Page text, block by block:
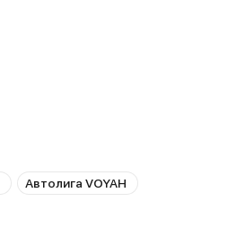
Автолига VOYAH